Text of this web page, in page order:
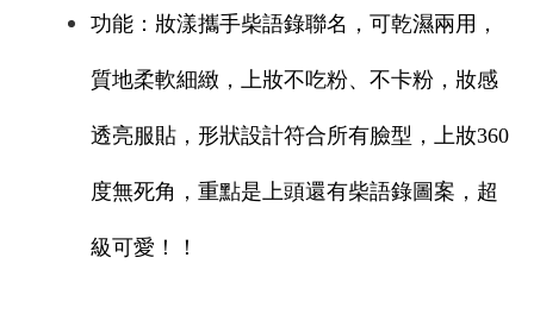
功能：妝漾攜手柴語錄聯名，可乾濕兩用，
質地柔軟細緻，上妝不吃粉、不卡粉，妝感
透亮服貼，形狀設計符合所有臉型，上妝360
度無死角，重點是上頭還有柴語錄圖案，超
級可愛！！